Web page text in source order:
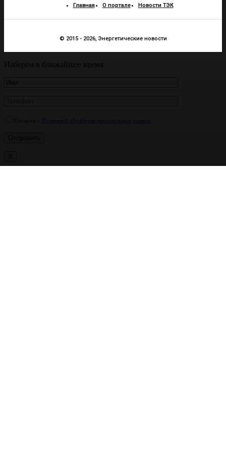
Главная О портале Новости ТЭК
© 2015 - 2026, Энергетические новости
Наберем в ближайшее время